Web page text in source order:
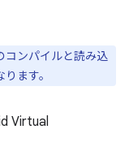
コンパイルと読み込
ます。
Virtual